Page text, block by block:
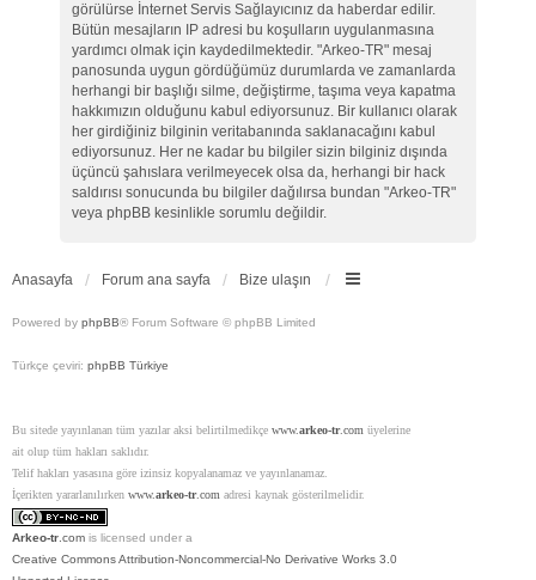
görülürse İnternet Servis Sağlayıcınız da haberdar edilir.
Bütün mesajların IP adresi bu koşulların uygulanmasına
yardımcı olmak için kaydedilmektedir. "Arkeo-TR" mesaj
panosunda uygun gördüğümüz durumlarda ve zamanlarda
herhangi bir başlığı silme, değiştirme, taşıma veya kapatma
hakkımızın olduğunu kabul ediyorsunuz. Bir kullanıcı olarak
her girdiğiniz bilginin veritabanında saklanacağını kabul
ediyorsunuz. Her ne kadar bu bilgiler sizin bilginiz dışında
üçüncü şahıslara verilmeyecek olsa da, herhangi bir hack
saldırısı sonucunda bu bilgiler dağılırsa bundan "Arkeo-TR"
veya phpBB kesinlikle sorumlu değildir.
Anasayfa Forum ana sayfa Bize ulaşın
Powered by phpBB® Forum Software © phpBB Limited
Türkçe çeviri: phpBB Türkiye
Bu sitede yayınlanan tüm yazılar aksi belirtilmedikçe www.arkeo-tr.com üyelerine
ait olup tüm hakları saklıdır.
Telif hakları yasasına göre izinsiz kopyalanamaz ve yayınlanamaz.
İçerikten yararlanılırken www.arkeo-tr.com adresi kaynak gösterilmelidir.
Arkeo-tr .com is licensed under a
Creative Commons Attribution-Noncommercial-No Derivative Works 3.0